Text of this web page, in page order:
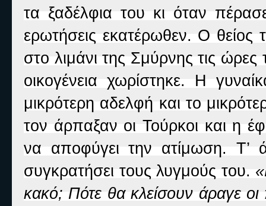
τα ξαδέλφια του κι όταν
ερωτήσεις εκατέρωθεν. Ο θείος
στο λιμάνι της Σμύρνης τις
οικογένεια χωρίστηκε. Η
μικρότερη αδελφή και το
τον άρπαξαν οι Τούρκοι και η
να αποφύγει την ατίμωση.
συγκρατήσει τους λυγμούς του.
κακό; Πότε θα κλείσουν άραγε